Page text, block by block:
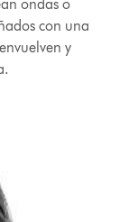
ondas o
con una
y